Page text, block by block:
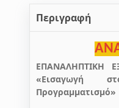
Περιγραφή
ΕΠΑΝΑΛΗΠΤΙΚΗ
«Εισαγωγή
Προγραμματισμό»